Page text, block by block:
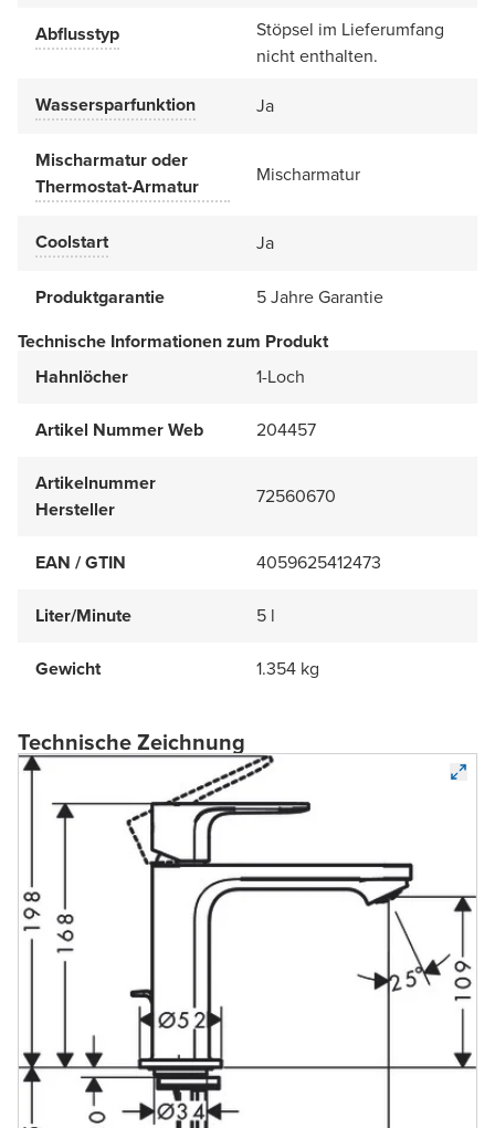
Abflusstyp
Stöpsel im Lieferumfang
nicht enthalten.
Wassersparfunktion
Ja
Mischarmatur oder
Thermostat-Armatur
Mischarmatur
Coolstart Ja
Produktgarantie
5 Jahre Garantie
Technische Informationen zum Produkt
Hahnlöcher
1-Loch
Artikel Nummer Web 204457
Artikelnummer
Hersteller
72560670
EAN / GTIN 4059625412473
Liter/Minute 5 l
Gewicht 1.354 kg
Technische Zeichnung